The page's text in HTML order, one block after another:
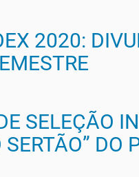
2020:
SELEÇÃO
SERTÃO”